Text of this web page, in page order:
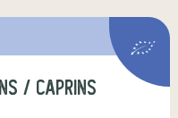
/ caprins